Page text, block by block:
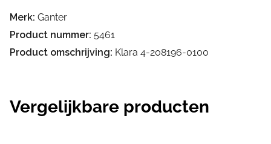
Merk: Ganter
Product nummer: 5461
Product omschrijving: Klara 4-208196-0100
Vergelijkbare producten